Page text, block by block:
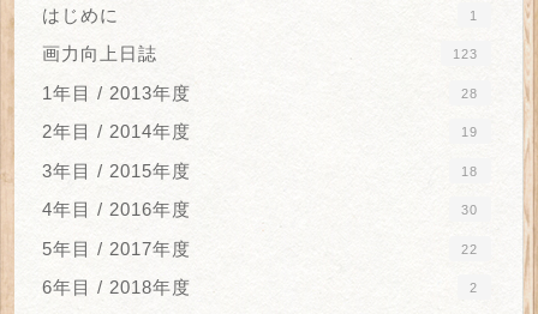
はじめに 1
画力向上日誌 123
1年目 / 2013年度 28
2年目 / 2014年度 19
3年目 / 2015年度 18
4年目 / 2016年度 30
5年目 / 2017年度 22
6年目 / 2018年度 2